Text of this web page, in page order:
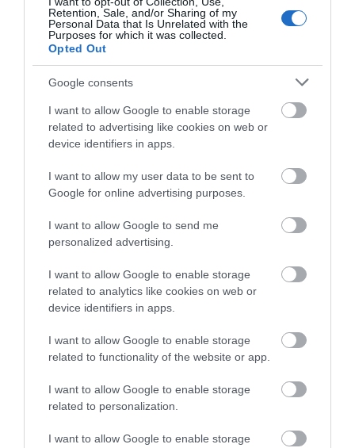
Retention, Sale, and/or Sharing of my
Personal Data that Is Unrelated with the
Purposes for which it was collected.
Opted Out
Google consents
I want to allow Google to enable storage
related to advertising like cookies on web or
device identifiers in apps.
I want to allow my user data to be sent to
Google for online advertising purposes.
I want to allow Google to send me
personalized advertising.
I want to allow Google to enable storage
related to analytics like cookies on web or
device identifiers in apps.
I want to allow Google to enable storage
related to functionality of the website or app.
I want to allow Google to enable storage
related to personalization.
I want to allow Google to enable storage
Εύβοια: Red Code αύριο Κυριακή –
Αυξημένη ετοιμότητα παντού
08.08.2026 | 17:00
Ρόδος: Έγραψαν 80χρονη για
κράνος!
08.08.2026 | 16:40
Εύβοια: Πότε θα γίνει ο
καθιερωμένος έρανος
για το «Στιφάδο της
Παναγίας»
Κάνεις δεν ξεχνά τι
έζησε η Εύβοια πριν